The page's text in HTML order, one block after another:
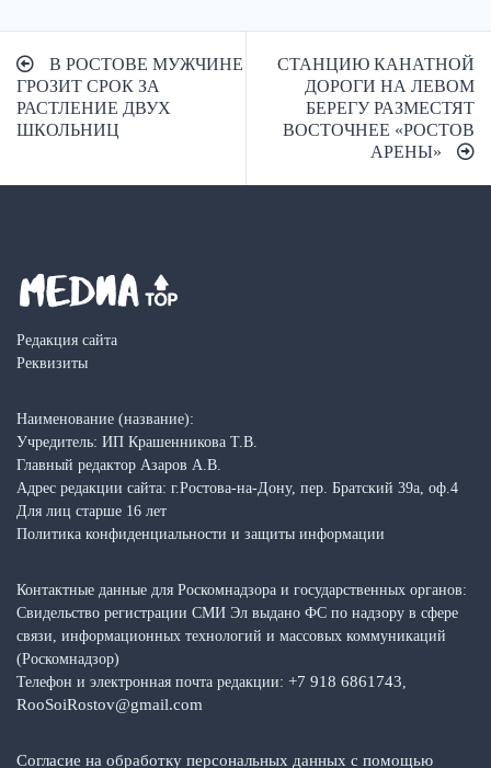
Навигация
по
записям
В РОСТОВЕ МУЖЧИНЕ
ГРОЗИТ СРОК ЗА
РАСТЛЕНИЕ ДВУХ
ШКОЛЬНИЦ
СТАНЦИЮ КАНАТНОЙ
ДОРОГИ НА ЛЕВОМ
БЕРЕГУ РАЗМЕСТЯТ
ВОСТОЧНЕЕ «РОСТОВ
АРЕНЫ»
Редакция сайта
Реквизиты
Наименование (название):
Учредитель: ИП Крашенникова Т.В.
Главный редактор Азаров А.В.
Адрес редакции сайта: г.Ростова-на-Дону, пер. Братский 39а, оф.4
Для лиц старше 16 лет
Политика конфиденциальности и защиты информации
Контактные данные для Роскомнадзора и государственных органов:
Свидельство регистрации СМИ Эл выдано ФС по надзору в сфере
связи, информационных технологий и массовых коммуникаций
(Роскомнадзор)
Телефон и электронная почта редакции: +7 918 6861743,
RooSoiRostov@gmail.com
Согласие на обработку персональных данных с помощью